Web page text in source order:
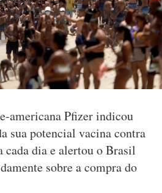
americana Pfizer indicou
sua potencial vacina contra
dia e alertou o Brasil
sobre a compra do